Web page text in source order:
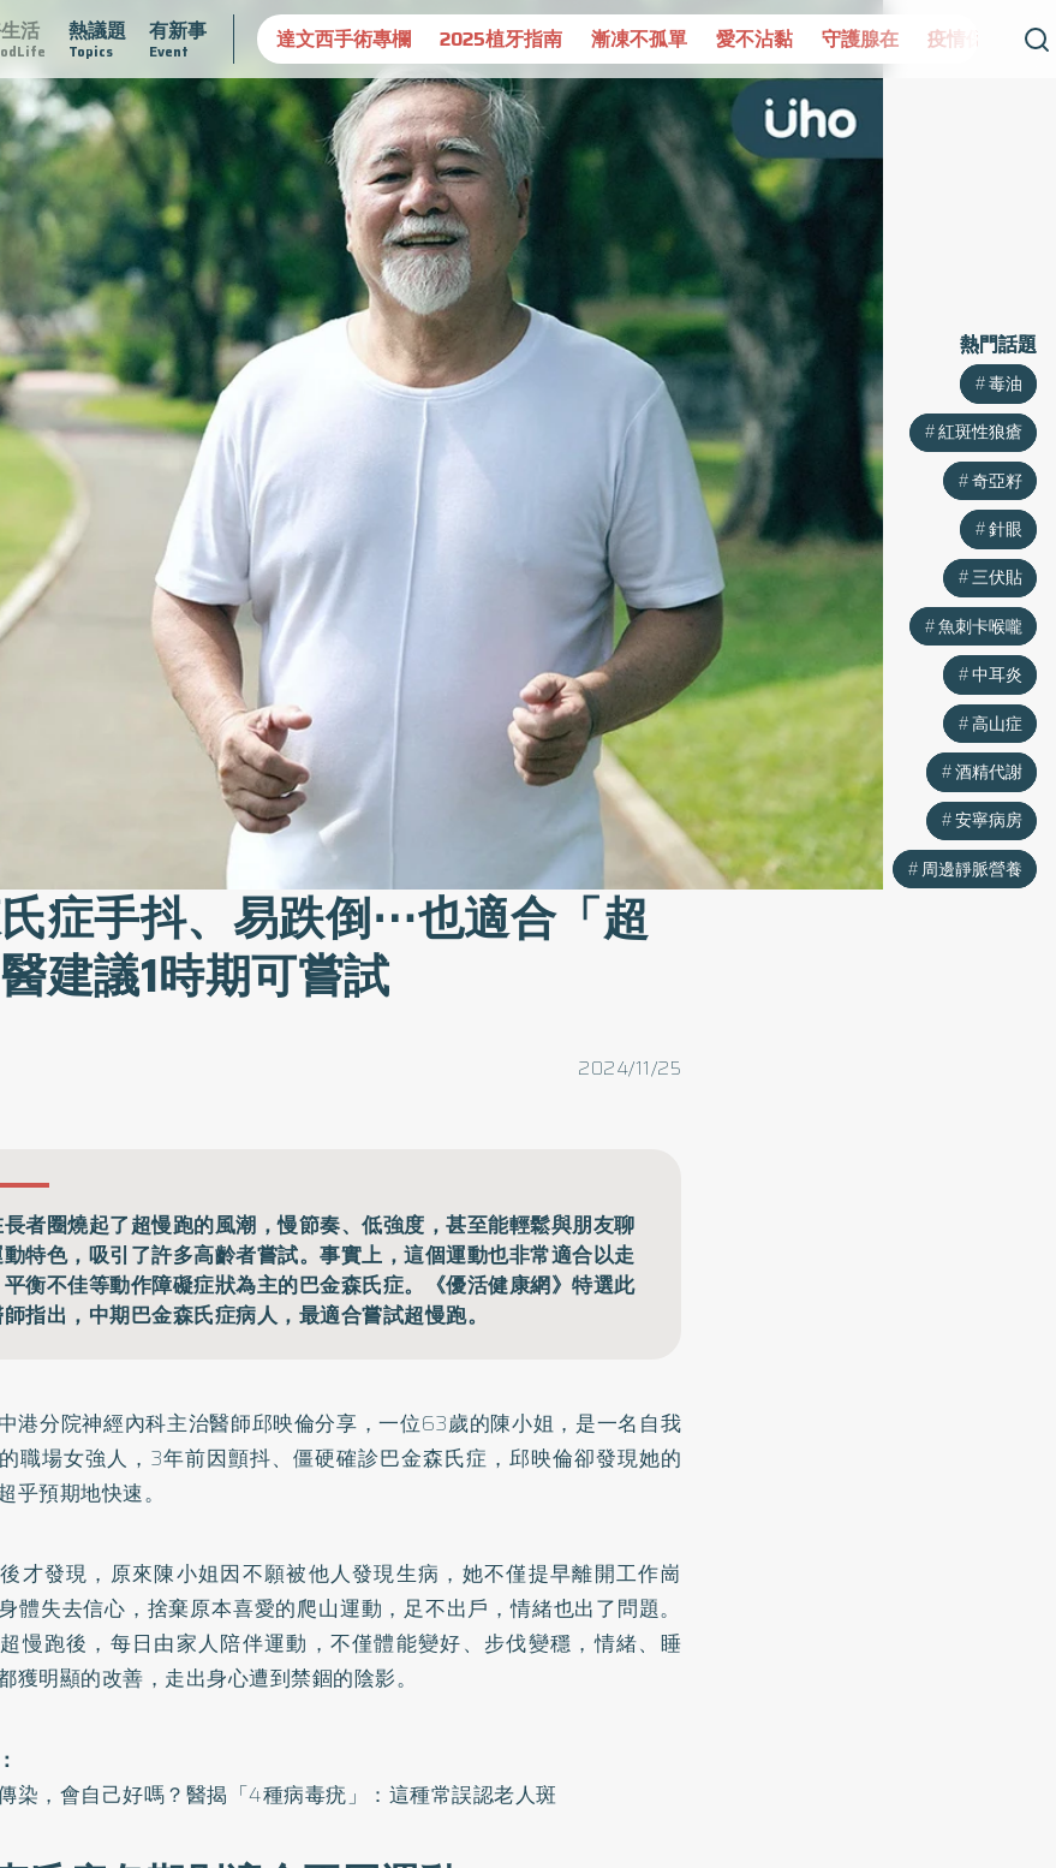
活 熱議題
Topics
有新事
Event
骨骼健康 達文西手術專欄 2025植牙指南 漸凍不孤單 愛不沾黏 守護腺在 疫情保衛戰 再生醫學 愛的
症手抖、易跌倒⋯也適合「超
建議1時期可嘗試
2024/11/25
者圈燒起了超慢跑的風潮，慢節奏、低強度，甚至能輕鬆與朋友聊
特色，吸引了許多高齡者嘗試。事實上，這個運動也非常適合以走
衡不佳等動作障礙症狀為主的巴金森氏症。《優活健康網》特選此
指出，中期巴金森氏症病人，最適合嘗試超慢跑。
港分院神經內科主治醫師邱映倫分享，一位63歲的陳小姐，是一名自我
職場女強人，3年前因顫抖、僵硬確診巴金森氏症，邱映倫卻發現她的
乎預期地快速。
才發現，原來陳小姐因不願被他人發現生病，她不僅提早離開工作崗
體失去信心，捨棄原本喜愛的爬山運動，足不出戶，情緒也出了問題。
慢跑後，每日由家人陪伴運動，不僅體能變好、步伐變穩，情緒、睡
獲明顯的改善，走出身心遭到禁錮的陰影。
染，會自己好嗎？醫揭「4種病毒疣」：這種常誤認老人斑
熱門話題
毒油
紅斑性狼瘡
奇亞籽
針眼
三伏貼
魚刺卡喉嚨
中耳炎
高山症
酒精代謝
安寧病房
周邊靜脈營養
熱門話題
毒油
紅斑性狼瘡
奇亞籽
針眼
三伏貼
魚刺卡喉嚨
中耳炎
高山症
酒精代謝
安寧病房
周邊靜脈營養